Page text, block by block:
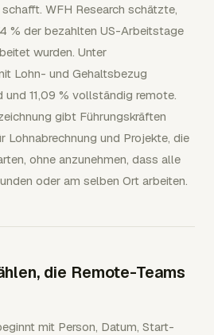
WFH Research schätzte,
% der bezahlten US-Arbeitstage
wurden. Unter
Lohn- und Gehaltsbezug
und 11,09 % vollständig remote.
gibt Führungskräften
Lohnabrechnung und Projekte, die
ohne anzunehmen, dass alle
oder am selben Ort arbeiten.
die Remote-Teams
mit Person, Datum, Start-